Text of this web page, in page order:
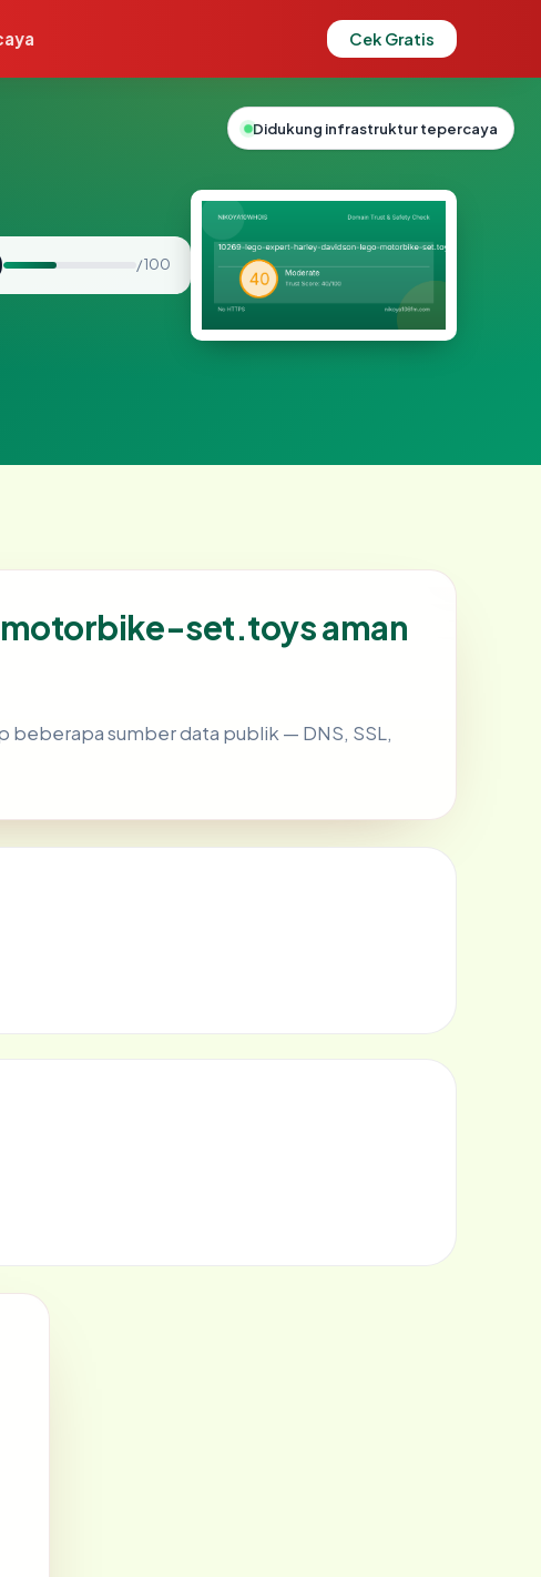
Cek Gratis
/ 100
set.toys aman
beberapa sumber data publik — DNS, SSL,
Didukung infrastruktur tepercaya